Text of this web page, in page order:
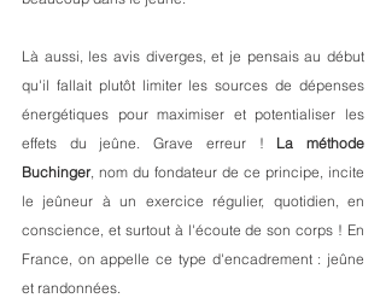
Là aussi, les avis diverges, et je pensais au début
qu'il fallait plutôt limiter les sources de dépenses
énergétiques pour maximiser et potentialiser les
effets du jeûne. Grave erreur ! La méthode
Buchinger, nom du fondateur de ce principe, incite
le jeûneur à un exercice régulier, quotidien, en
conscience, et surtout à l'écoute de son corps ! En
France, on appelle ce type d'encadrement : jeûne
et randonnées.